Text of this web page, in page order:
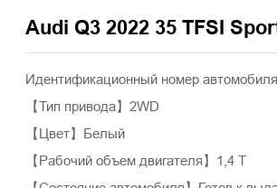
Audi Q3 2022 35 TFSI
Идентификационный номер
【Тип привода】2WD
【Цвет】Белый
【Рабочий объем двигателя】1,4 Т